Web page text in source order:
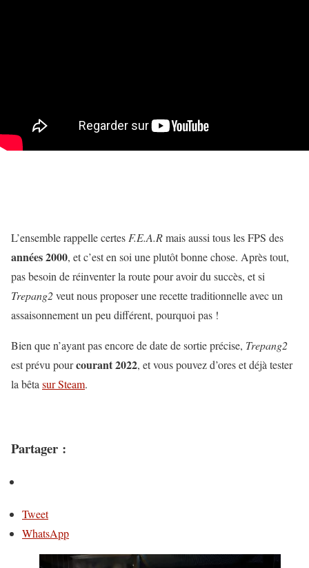
L’ensemble rappelle certes F.E.A.Rmais aussi tous les FPS des
années 2000, et c’est en soi une plutôt bonne chose. Après tout,
pas besoin de réinventer la route pour avoir du succès, et si
Trepang2veut nous proposer une recette traditionnelle avec un
assaisonnement un peu différent, pourquoi pas !
Bien que n’ayant pas encore de date de sortie précise, Trepang2
est prévu pourcourant 2022, et vous pouvez d’ores et déjà tester
la bêta sur Steam.
Partager :
Tweet
WhatsApp